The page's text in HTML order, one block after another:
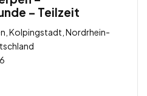
– Teilzeit
Kolpingstadt, Nordrhein-